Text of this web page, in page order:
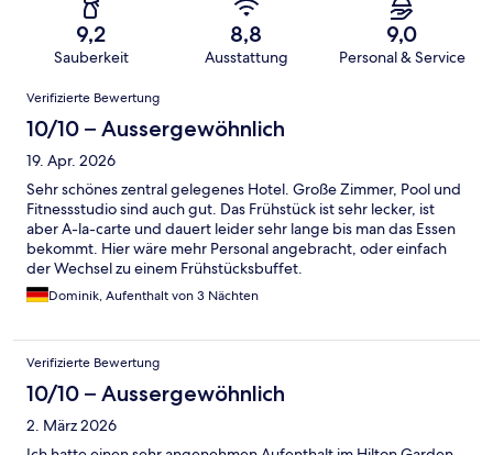
9,2
Sauberkeit
8,8
Ausstattung
9,0
Personal & Service
Bewertungen
Verifizierte Bewertung
10/10 – Aussergewöhnlich
19. Apr. 2026
Sehr schönes zentral gelegenes Hotel. Große Zimmer, Pool und
Fitnessstudio sind auch gut. Das Frühstück ist sehr lecker, ist
aber A-la-carte und dauert leider sehr lange bis man das Essen
bekommt. Hier wäre mehr Personal angebracht, oder einfach
der Wechsel zu einem Frühstücksbuffet.
Dominik, Aufenthalt von 3 Nächten
Verifizierte Bewertung
10/10 – Aussergewöhnlich
2. März 2026